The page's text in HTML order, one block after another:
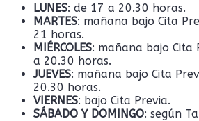
LUNES: de 17 a 20.30 horas.
MARTES: mañana bajo Cita
21 horas.
MIÉRCOLES: mañana bajo Cita
a 20.30 horas.
JUEVES: mañana bajo Cita
20.30 horas.
VIERNES: bajo Cita Previa.
SÁBADO Y DOMINGO: según